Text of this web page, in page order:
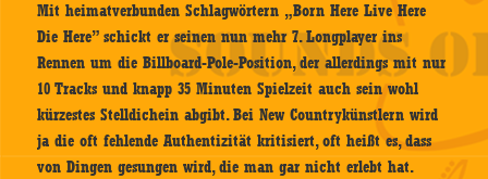
Mit heimatverbunden Schlagwörtern „Born Here Live Here
Die Here” schickt er seinen nun mehr 7. Longplayer ins
Rennen um die Billboard-Pole-Position, der allerdings mit nur
10 Tracks und knapp 35 Minuten Spielzeit auch sein wohl
kürzestes Stelldichein abgibt. Bei New Countrykünstlern wird
ja die oft fehlende Authentizität kritisiert, oft heißt es, dass
von Dingen gesungen wird, die man gar nicht erlebt hat.